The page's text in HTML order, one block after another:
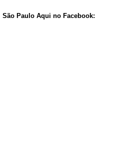
São Paulo Aqui no Facebook: